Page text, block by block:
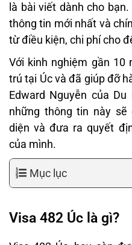
là bài viết dành cho
thông tin mới nhất và
từ điều kiện, chi phí cho
Với kinh nghiệm gần 10
trú tại Úc và đã giúp đỡ
Edward Nguyễn của
những thông tin này
diện và đưa ra quyết
của mình.
Mục lục
Visa 482 Úc là gì?